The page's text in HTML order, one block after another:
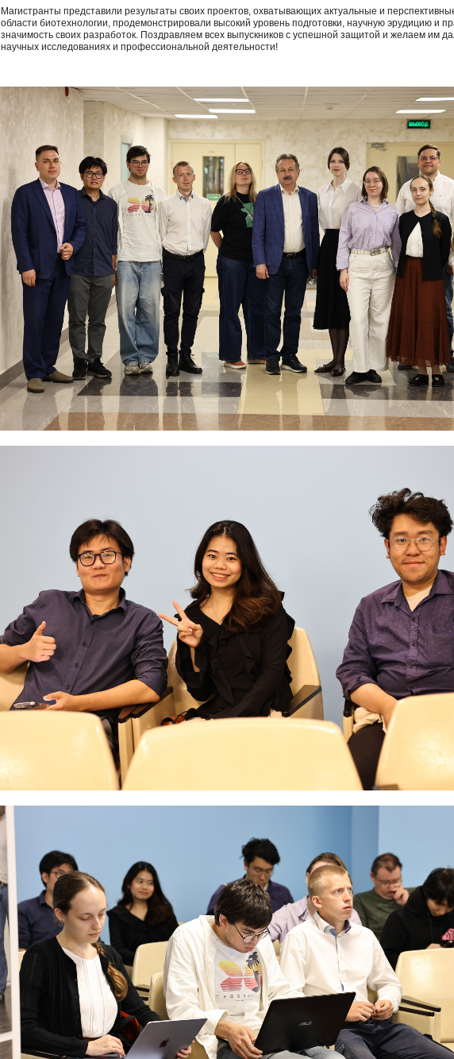
Магистранты представили результаты своих проектов, охватывающих актуальные и
области биотехнологии, продемонстрировали высокий уровень подготовки, научную эрудицию и
значимость своих разработок. Поздравляем всех выпускников с успешной защитой и желаем им
научных исследованиях и профессиональной деятельности!